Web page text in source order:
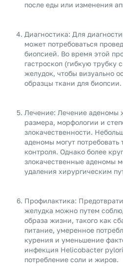
после еды или изменения
Диагностика: Для
может потребоваться
биопсией. Во время этой
гастроскоп (гибкую трубку
желудок, чтобы визуально
образцы ткани для биопсии.
Лечение: Лечение аденомы
размера, морфологии и
злокачественности.
аденомы могут потребовать
контроля. Однако более
злокачественные аденомы
удаления хирургическим
Профилактика:
желудка можно путем
образа жизни, такого как
питание, умеренное
курения и уменьшение
инфекция Helicobacter
потребление соли и жиров.